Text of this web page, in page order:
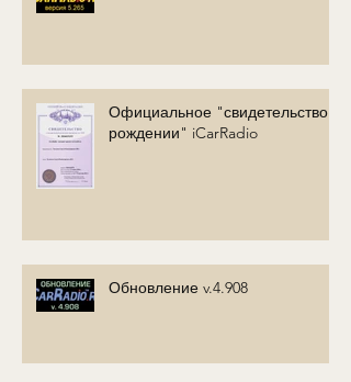
Официальное "свидетельство о
рождении" iCarRadio
Обновление v.4.908